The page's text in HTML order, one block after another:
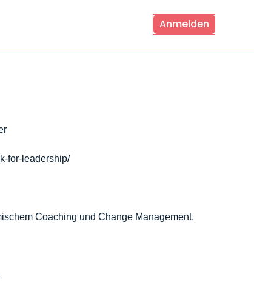
Anmelden
for-leadership/
Coaching und Change Management,